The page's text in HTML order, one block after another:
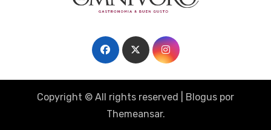
Copyright © All rights reserved Blogus por
Themeansar.